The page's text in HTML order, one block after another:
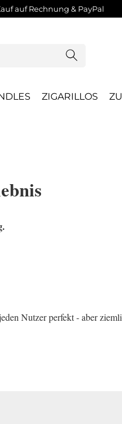
auf Rechnung & PayPal
ZIGARILLOS
Nutzer perfekt - aber